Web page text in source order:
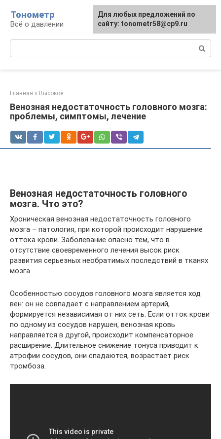
контенту
Тонометр
Всё о давлении
Главная » Высокое
Венозная недостаточность головного мозга:
проблемы, симптомы, лечение
Венозная недостаточность головного
мозга. Что это?
Хроническая венозная недостаточность головного
мозга – патология, при которой происходит нарушение
оттока крови. Заболевание опасно тем, что в
отсутствие своевременного лечения высок риск
развития серьезных необратимых последствий в тканях
мозга.
Особенностью сосудов головного мозга является ход
вен: он не совпадает с направлением артерий,
формируется независимая от них сеть. Если отток крови
по одному из сосудов нарушен, венозная кровь
направляется в другой, происходит компенсаторное
расширение. Длительное снижение тонуса приводит к
атрофии сосудов, они спадаются, возрастает риск
тромбоза.
Для любых предложений по
сайту: tonometr58@cp9.ru
Для любых предложений по
сайту: tonometr58@cp9.ru